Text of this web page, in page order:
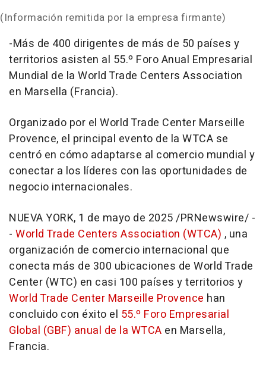
(Información remitida por la empresa firmante)
-Más de 400 dirigentes de más de 50 países y
territorios asisten al 55.º Foro Anual Empresarial
Mundial de la World Trade Centers Association
en Marsella (Francia).
Organizado por el World Trade Center Marseille
Provence, el principal evento de la WTCA se
centró en cómo adaptarse al comercio mundial y
conectar a los líderes con las oportunidades de
negocio internacionales.
NUEVA YORK, 1 de mayo de 2025/PRNewswire/ -
- World Trade Centers Association (WTCA) , una
organización de comercio internacional que
conecta más de 300 ubicaciones de World Trade
Center (WTC) en casi 100 países y territorios y
World Trade Center Marseille Provence han
concluido con éxito el 55.º Foro Empresarial
Global (GBF) anual de la WTCA en Marsella,
Francia.